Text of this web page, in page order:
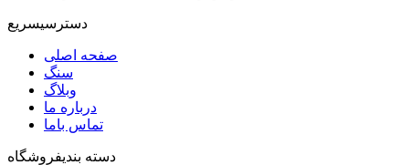
دسترسیسریع
صفحه اصلی
سنگ
وبلاگ
درباره ما
تماس باما
دسته بندیفروشگاه